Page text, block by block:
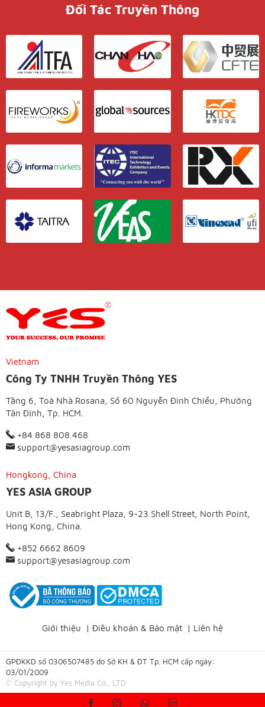
Đối Tác Truyền Thông
Vietnam
Công Ty TNHH Truyền Thông YES
Tầng 6, Toà Nhà Rosana, Số 60 Nguyễn Đình Chiểu, Phường
Tân Định, Tp. HCM.
+84 868 808 468
support@yesasiagroup.com
Hongkong, China
YES ASIA GROUP
Unit B, 13/F., Seabright Plaza, 9-23 Shell Street, North Point,
Hong Kong, China.
+852 6662 8609
support@yesasiagroup.com
Giới thiệu | Điều khoản & Bảo mật | Liên hệ
GPĐKKD số 0306507485 do Sở KH & ĐT Tp. HCM cấp ngày:
03/01/2009
© Copyright by Yes Media Co., LTD